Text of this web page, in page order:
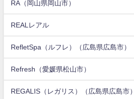
RA（岡山県岡山市）
REALレアル
RefletSpa（ルフレ）（広島県広島市）
Refresh（愛媛県松山市）
REGALIS（レガリス）（広島県広島市）